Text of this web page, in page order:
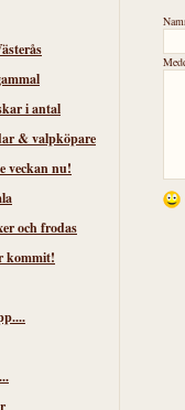
i antal
& valpköpare
veckan nu!
och frodas
kommit!